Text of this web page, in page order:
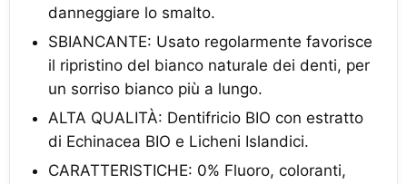
danneggiare lo smalto.
SBIANCANTE: Usato regolarmente favorisce
il ripristino del bianco naturale dei denti, per
un sorriso bianco più a lungo.
ALTA QUALITÀ: Dentifricio BIO con estratto
di Echinacea BIO e Licheni Islandici.
CARATTERISTICHE: 0% Fluoro, coloranti,